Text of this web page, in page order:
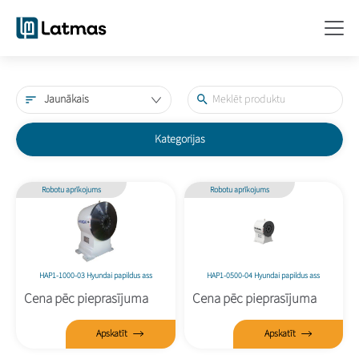
Jaunākais
Kategorijas
Robotu aprīkojums
HAP1-1000-03 Hyundai papildus ass
Cena pēc pieprasījuma
Apskatīt
Robotu aprīkojums
HAP1-0500-04 Hyundai papildus ass
Cena pēc pieprasījuma
Apskatīt